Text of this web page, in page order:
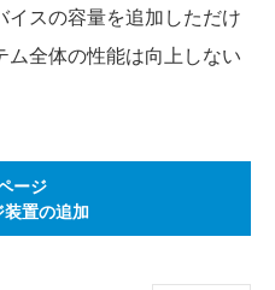
スの容量を追加しただけ
全体の性能は向上しない
ージ
装置の追加